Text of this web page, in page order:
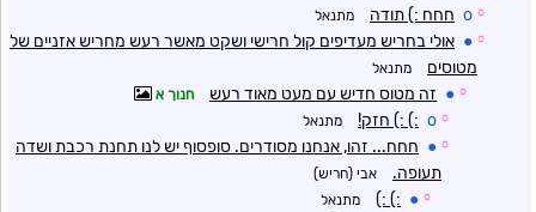
☼
o חחח :) תודה מתנאל
☼
● אולי בחריש מעדיפים קול חרישי ושקט מאשר רעש מחריש אזניים של
מטוסים
מתנאל
☼
● זה מטוס חדיש עם מעט מאוד רעש חנוך א
☼
o :) :) חזק! מתנאל
☼
● חחח... זהו, אנחנו מסודרים. סופסוף יש לנו תחנת רכבת ושדה
תעופה.
אבי (חריש)
☼
●
:) :) מתנאל